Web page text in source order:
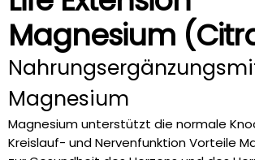
Magnesium
Magnesium
Magnesium unterstützt die normale
Kreislauf- und Nervenfunktion Vorteile